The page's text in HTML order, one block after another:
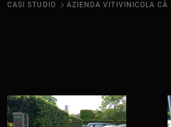
CASI STUDIO AZIENDA VITIVINICOLA CÀ